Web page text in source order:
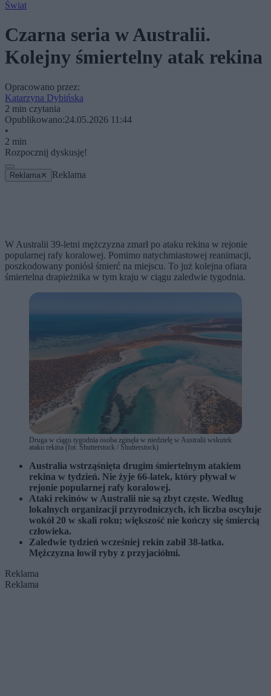
Świat
Czarna seria w Australii.
Kolejny śmiertelny atak rekina
Opracowano przez:
Katarzyna Dybińska
2 min czytania
Opublikowano:24.05.2026 11:44
•
2 min
Rozpocznij dyskusję!
Reklama ✕ Reklama
W Australii 39-letni mężczyzna zmarł po ataku rekina w rejonie
popularnej rafy koralowej. Pomimo natychmiastowej reanimacji,
poszkodowany poniósł śmierć na miejscu. To już kolejna ofiara
śmiertelna drapieżnika w tym kraju w ciągu zaledwie tygodnia.
Druga w ciągu tygodnia osoba zginęła w niedzielę w Australii wskutek
ataku rekina (fot. Shutterstock / Shutterstock)
Australia wstrząśnięta drugim śmiertelnym atakiem
rekina w tydzień. Nie żyje 66-latek, który pływał w
rejonie popularnej rafy koralowej.
Ataki rekinów w Australii nie są zbyt częste. Według
lokalnych organizacji przyrodniczych, ich liczba oscyluje
wokół 20 w skali roku; większość nie kończy się śmiercią
człowieka.
Zaledwie tydzień wcześniej rekin zabił 38-latka.
Mężczyzna łowił ryby z przyjaciółmi.
Reklama
Reklama